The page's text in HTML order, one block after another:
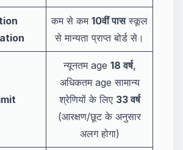
कम से कम 10वीं पासस्कूल
से मान्यता प्राप्त बोर्ड से।
न्यूनतम age 18 वर्ष,
अधिकतम age सामान्य
श्रेणियों के लिए 33 वर्ष
(आरक्षण/छूट के अनुसार
अलग होगा)